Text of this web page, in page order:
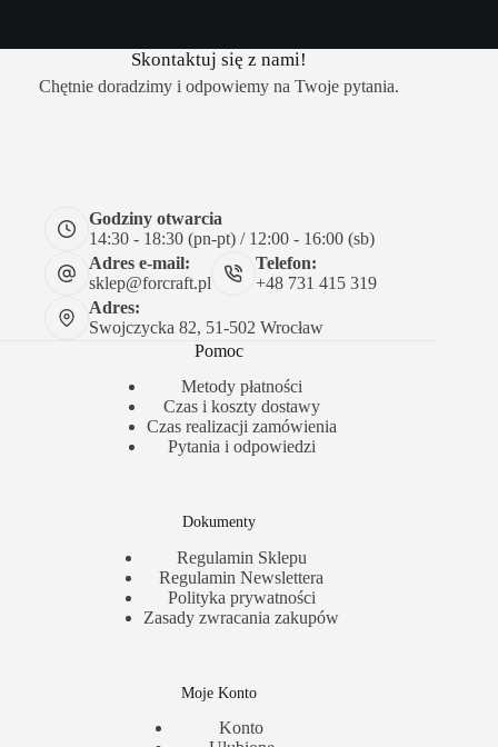
Skontaktuj się z nami!
Chętnie doradzimy i odpowiemy na Twoje pytania.
Godziny otwarcia
14:30 - 18:30 (pn-pt) / 12:00 - 16:00 (sb)
Adres e-mail:
sklep@forcraft.pl
Telefon:
+48 731 415 319
Adres:
Swojczycka 82, 51-502 Wrocław
Pomoc
Metody płatności
Czas i koszty dostawy
Czas realizacji zamówienia
Pytania i odpowiedzi
Dokumenty
Regulamin Sklepu
Regulamin Newslettera
Polityka prywatności
Zasady zwracania zakupów
Moje Konto
Konto